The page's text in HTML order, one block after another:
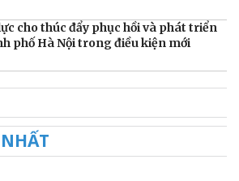
cho thúc đẩy phục hồi và phát triển
phố Hà Nội trong điều kiện mới